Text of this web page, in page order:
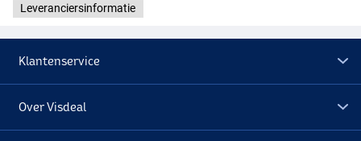
Leveranciersinformatie
Klantenservice
Over Visdeal